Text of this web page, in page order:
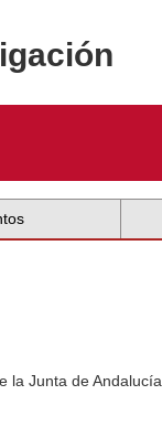
la Junta de Andalucía